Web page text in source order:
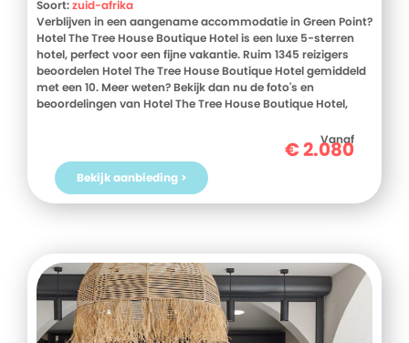
Soort:zuid-afrika
Verblijven in een aangename accommodatie in Green Point?
Hotel The Tree House Boutique Hotel is een luxe 5-sterren
hotel, perfect voor een fijne vakantie. Ruim 1345 reizigers
beoordelen Hotel The Tree House Boutique Hotel gemiddeld
met een 10. Meer weten? Bekijk dan nu de foto's en
beoordelingen van Hotel The Tree House Boutique Hotel,
in Zuid-Afrika? Boek jouw vakantie naar Hotel The TreeVanaf
€2.080
Bekijk aanbieding >